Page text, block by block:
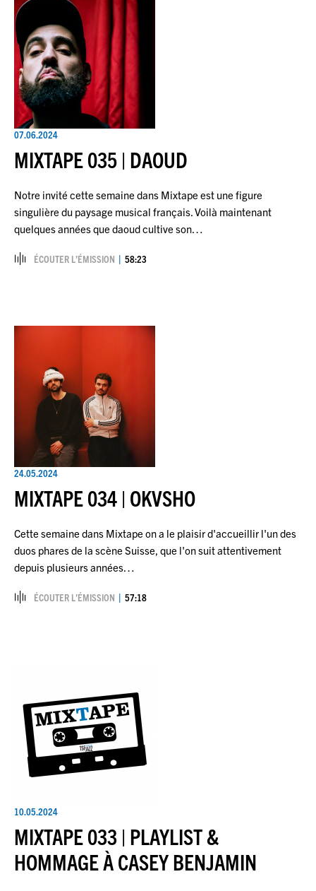
07.06.2024
MIXTAPE 035 | DAOUD
Notre invité cette semaine dans Mixtape est une figure
singulière du paysage musical français. Voilà maintenant
quelques années que daoud cultive son…
ÉCOUTER L’ÉMISSION 58:23
24.05.2024
MIXTAPE 034 | OKVSHO
Cette semaine dans Mixtape on a le plaisir d'accueillir l'un des
duos phares de la scène Suisse, que l'on suit attentivement
depuis plusieurs années…
ÉCOUTER L’ÉMISSION 57:18
10.05.2024
MIXTAPE 033 | PLAYLIST &
HOMMAGE À CASEY BENJAMIN